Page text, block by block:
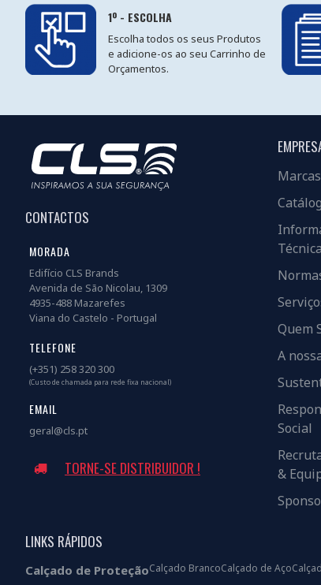
1º - ESCOLHA
Escolha todos os seus Produtos
e adicione-os ao seu Carrinho de
Orçamentos.
CONTACTOS
MORADA
Edifício CLS Brands
Avenida de São Nicolau, 1309
4935-488 Mazarefes
Viana do Castelo - Portugal
TELEFONE
(+351) 258 320 300
(Custo de chamada para rede fixa nacional)
EMAIL
geral@cls.pt
TORNE-SE DISTRIBUIDOR !
Marcas
Quem
A
Social
&
LINKS RÁPIDOS
Calçado de ProteçãoCalçado BrancoCalçado de Aço